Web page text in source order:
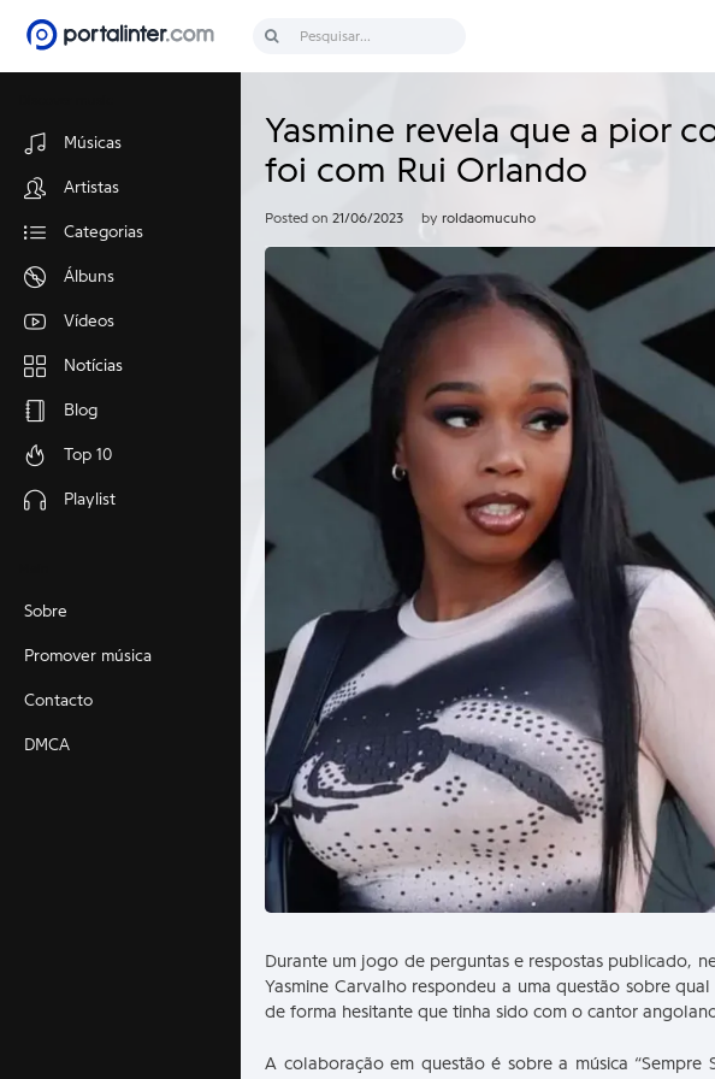
Músicas
Artistas
Categorias
Álbuns
Vídeos
Notícias
Blog
Top 10
Playlist
Sobre
Promover música
Contacto
DMCA
Yasmine revela que a pior
foi com Rui Orlando
Posted on 21/06/2023 by roldaomucuho
Durante um jogo de perguntas e respostas publicado,
Yasmine Carvalho respondeu a uma questão sobre
de forma hesitante que tinha sido com o cantor
A colaboração em questão é sobre a música “Sempre